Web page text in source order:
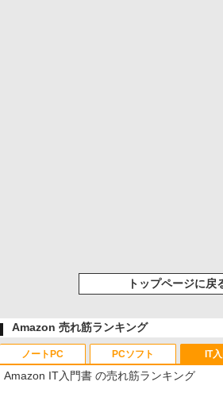
トップページに戻
Amazon 売れ筋ランキング
ノートPC PCソフト IT
Amazon IT入門書 の売れ筋ランキング